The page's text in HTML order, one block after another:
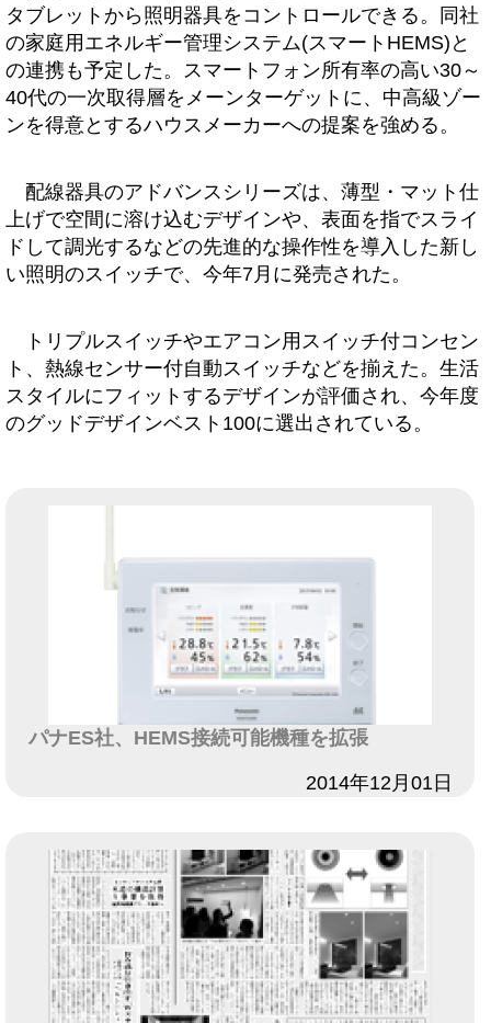
タブレットから照明器具をコントロールできる。同社
の家庭用エネルギー管理システム(スマートHEMS)と
の連携も予定した。スマートフォン所有率の高い30～
40代の一次取得層をメーンターゲットに、中高級ゾー
ンを得意とするハウスメーカーへの提案を強める。
配線器具のアドバンスシリーズは、薄型・マット仕
上げで空間に溶け込むデザインや、表面を指でスライ
ドして調光するなどの先進的な操作性を導入した新し
い照明のスイッチで、今年7月に発売された。
トリプルスイッチやエアコン用スイッチ付コンセン
ト、熱線センサー付自動スイッチなどを揃えた。生活
スタイルにフィットするデザインが評価され、今年度
のグッドデザインベスト100に選出されている。
パナES社、HEMS接続可能機種を拡張
2014年12月01日